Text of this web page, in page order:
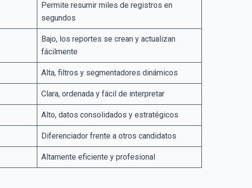
Permite resumir miles de registros en
segundos
Bajo, los reportes se crean y actualizan
fácilmente
Alta, filtros y segmentadores dinámicos
Clara, ordenada y fácil de interpretar
Alto, datos consolidados y estratégicos
Diferenciador frente a otros candidatos
Altamente eficiente y profesional